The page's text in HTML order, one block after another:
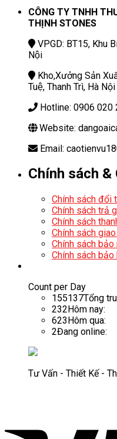
CÔNG TY TNHH
THỊNH STONES
VPGD: BT15, Khu
Nội
Kho,Xưởng Sản
Tuệ, Thanh Trì, Hà Nội
Hotline: 0906 020
Website:
Email:
Chính sách &
Chính sách đổi
Chính sách trả
Chính sách
Chính sách
Chính sách bảo
Chính sách bảo
Count per Day
155137Tổng
232 Hôm nay:
623 Hôm qua:
2Đang online:
Tư Vấn - Thiết Kế -